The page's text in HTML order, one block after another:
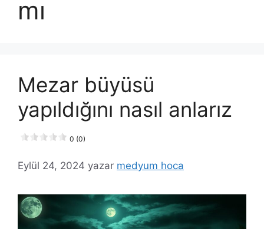
mı
Mezar büyüsü
yapıldığını nasıl anlarız
0 (0)
Eylül 24, 2024 yazar medyum hoca